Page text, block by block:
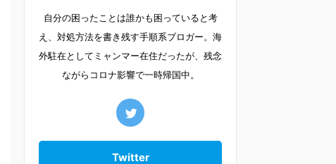
自分の困ったことは誰かも困っていると考
え、対処方法を書き残す手順系ブロガー。海
外駐在としてミャンマー在住だったが、残念
ながらコロナ影響で一時帰国中。
Twitter